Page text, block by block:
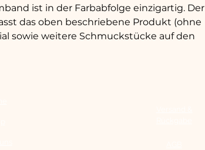
ist in der Farbabfolge einzigartig. Der
das oben beschriebene Produkt (ohne
sowie weitere Schmuckstücke auf den